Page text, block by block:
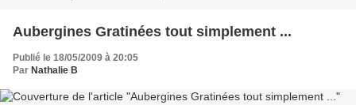
Aubergines Gratinées tout simplement ...
Publié le 18/05/2009 à 20:05
Par Nathalie B